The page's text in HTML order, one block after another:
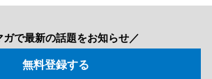
ガで最新の話題をお知らせ／